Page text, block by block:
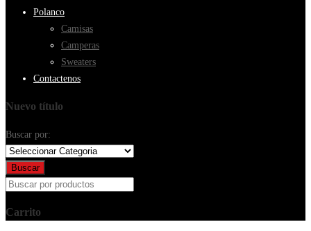
Polanco
Camisas
Camperas
Sweaters
Contactenos
Nuevo título
Buscar por:
Buscar
Carrito